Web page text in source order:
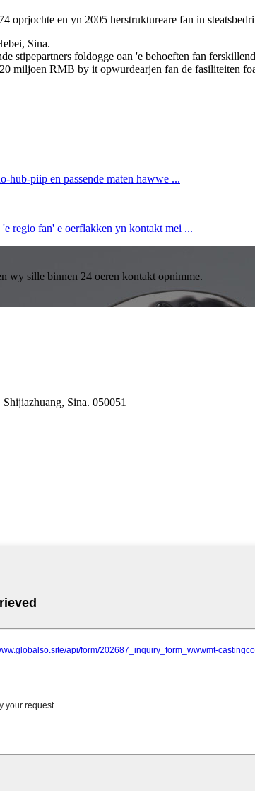
en yn 2005 herstruktureare fan in
Sina.
stipepartners foldogge oan 'e behoeften fan
miljoen RMB by it opwurdearjen fan de fasiliteiten
piip en passende maten hawwe ...
regio fan' e oerflakken yn kontakt mei ...
wy sille binnen 24 oeren kontakt opnimme.
Sina. 050051